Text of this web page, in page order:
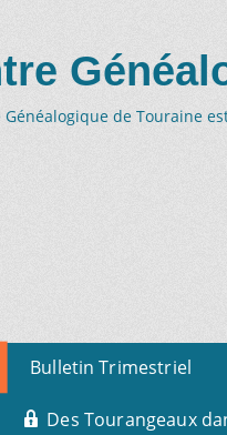
Généalogique de Touraine
Bulletin Trimestriel
Des Tourangeaux